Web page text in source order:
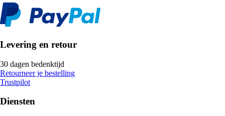
Levering en retour
30 dagen bedenktijd
Retourneer je bestelling
Trustpilot
Diensten